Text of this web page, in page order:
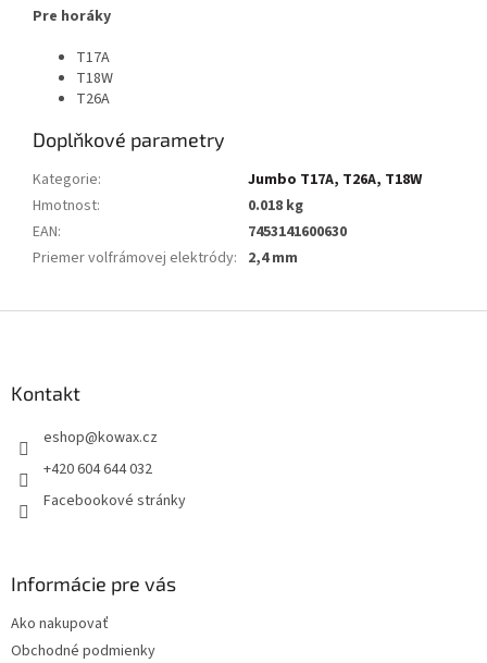
Pre horáky
T17A
T18W
T26A
Doplňkové parametry
Kategorie:
Jumbo T17A, T26A, T18W
Hmotnost:
0.018 kg
EAN:
7453141600630
Priemer volfrámovej elektródy: 2,4 mm
Kontakt
eshop@kowax.cz
+420 604 644 032
Facebookové stránky
Informácie pre vás
Ako nakupovať
Obchodné podmienky